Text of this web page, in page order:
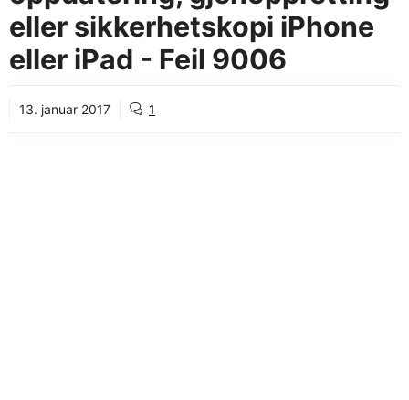
eller sikkerhetskopi iPhone
eller iPad - Feil 9006
13. januar 2017 1